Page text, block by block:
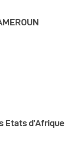
Etats d’Afrique